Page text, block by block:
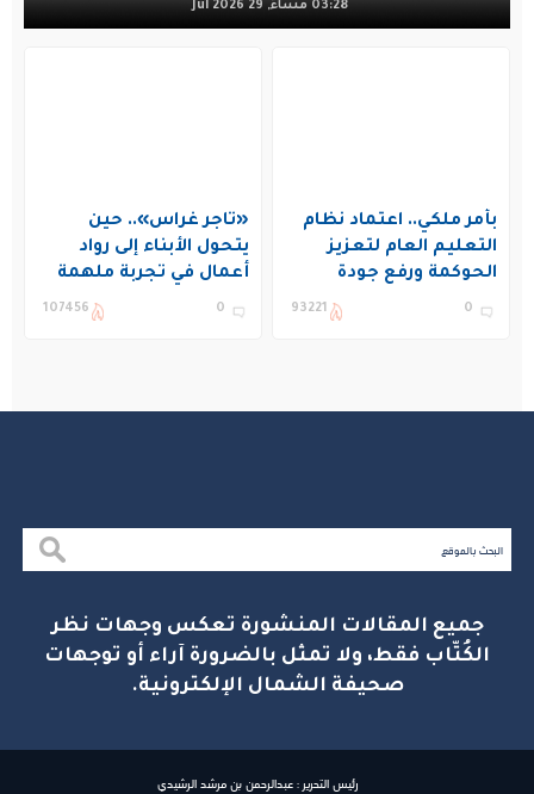
03:28 مساءً, 29 Jul 2026
بأمر ملكي.. اعتماد نظام
التعليم العام لتعزيز
الحوكمة ورفع جودة
التعليم في المملكة
0
93221
«تاجر غراس».. حين
يتحول الأبناء إلى رواد
أعمال في تجربة ملهمة
بنادي غراس الصيفي
0
107456
جميع المقالات المنشورة تعكس وجهات نظر
الكُتّاب فقط، ولا تمثل بالضرورة آراء أو توجهات
صحيفة الشمال الإلكترونية.
رئيس التحرير : عبدالرحمن بن مرشد الرشيدي